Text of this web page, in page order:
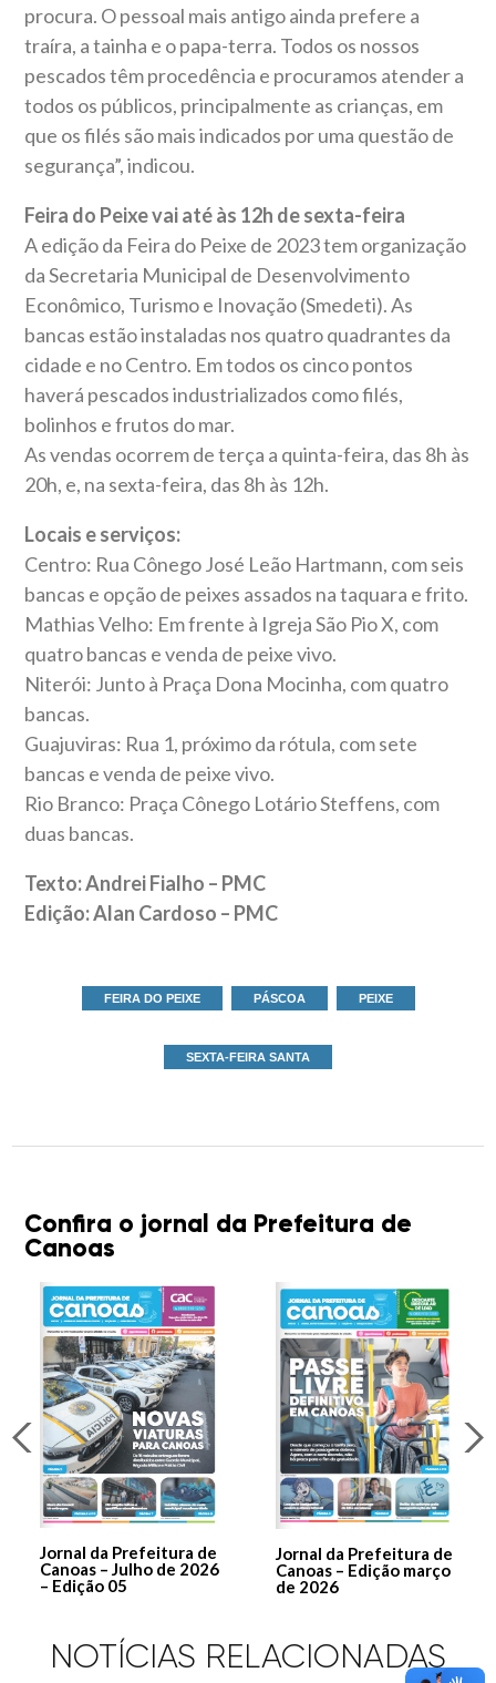
procura. O pessoal mais antigo ainda prefere a
traíra, a tainha e o papa-terra. Todos os nossos
pescados têm procedência e procuramos atender a
todos os públicos, principalmente as crianças, em
que os filés são mais indicados por uma questão de
segurança”, indicou.
Feira do Peixe vai até às 12h de sexta-feira
A edição da Feira do Peixe de 2023 tem organização
da Secretaria Municipal de Desenvolvimento
Econômico, Turismo e Inovação (Smedeti). As
bancas estão instaladas nos quatro quadrantes da
cidade e no Centro. Em todos os cinco pontos
haverá pescados industrializados como filés,
bolinhos e frutos do mar.
As vendas ocorrem de terça a quinta-feira, das 8h às
20h, e, na sexta-feira, das 8h às 12h.
Locais e serviços:
Centro: Rua Cônego José Leão Hartmann, com seis
bancas e opção de peixes assados na taquara e frito.
Mathias Velho: Em frente à Igreja São Pio X, com
quatro bancas e venda de peixe vivo.
Niterói: Junto à Praça Dona Mocinha, com quatro
bancas.
Guajuviras: Rua 1, próximo da rótula, com sete
bancas e venda de peixe vivo.
Rio Branco: Praça Cônego Lotário Steffens, com
duas bancas.
Texto: Andrei Fialho – PMC
Edição: Alan Cardoso – PMC
FEIRA DO PEIXE PÁSCOA PEIXE
SEXTA-FEIRA SANTA
Confira o jornal da Prefeitura de
Canoas
Jornal da Prefeitura de
Canoas – Julho de 2026
– Edição 05
Jornal da Prefeitura de
Canoas – Edição março
de 2026
NOTÍCIAS RELACIONADAS